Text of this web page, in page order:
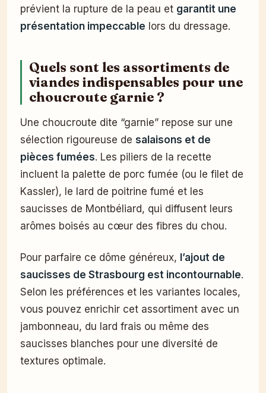
prévient la rupture de la peau et garantit une
présentation impeccable lors du dressage.
Quels sont les assortiments de
viandes indispensables pour une
choucroute garnie ?
Une choucroute dite “garnie” repose sur une
sélection rigoureuse de salaisons et de
pièces fumées. Les piliers de la recette
incluent la palette de porc fumée (ou le filet de
Kassler), le lard de poitrine fumé et les
saucisses de Montbéliard, qui diffusent leurs
arômes boisés au cœur des fibres du chou.
Pour parfaire ce dôme généreux, l’ajout de
saucisses de Strasbourg est incontournable.
Selon les préférences et les variantes locales,
vous pouvez enrichir cet assortiment avec un
jambonneau, du lard frais ou même des
saucisses blanches pour une diversité de
textures optimale.